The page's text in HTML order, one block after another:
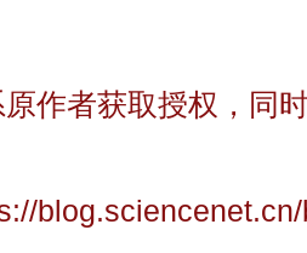
作者获取授权，同